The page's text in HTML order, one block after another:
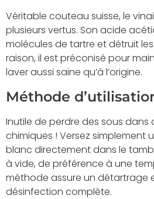
Véritable couteau suisse, le
plusieurs vertus. Son acide
molécules de tartre et détruit
raison, il est préconisé pour
laver aussi saine qu’à l’origine.
Méthode
Inutile de perdre des sous dans
chimiques ! Versez simplement
blanc directement dans le
à vide, de préférence à une
méthode assure un détartrage
désinfection complète.